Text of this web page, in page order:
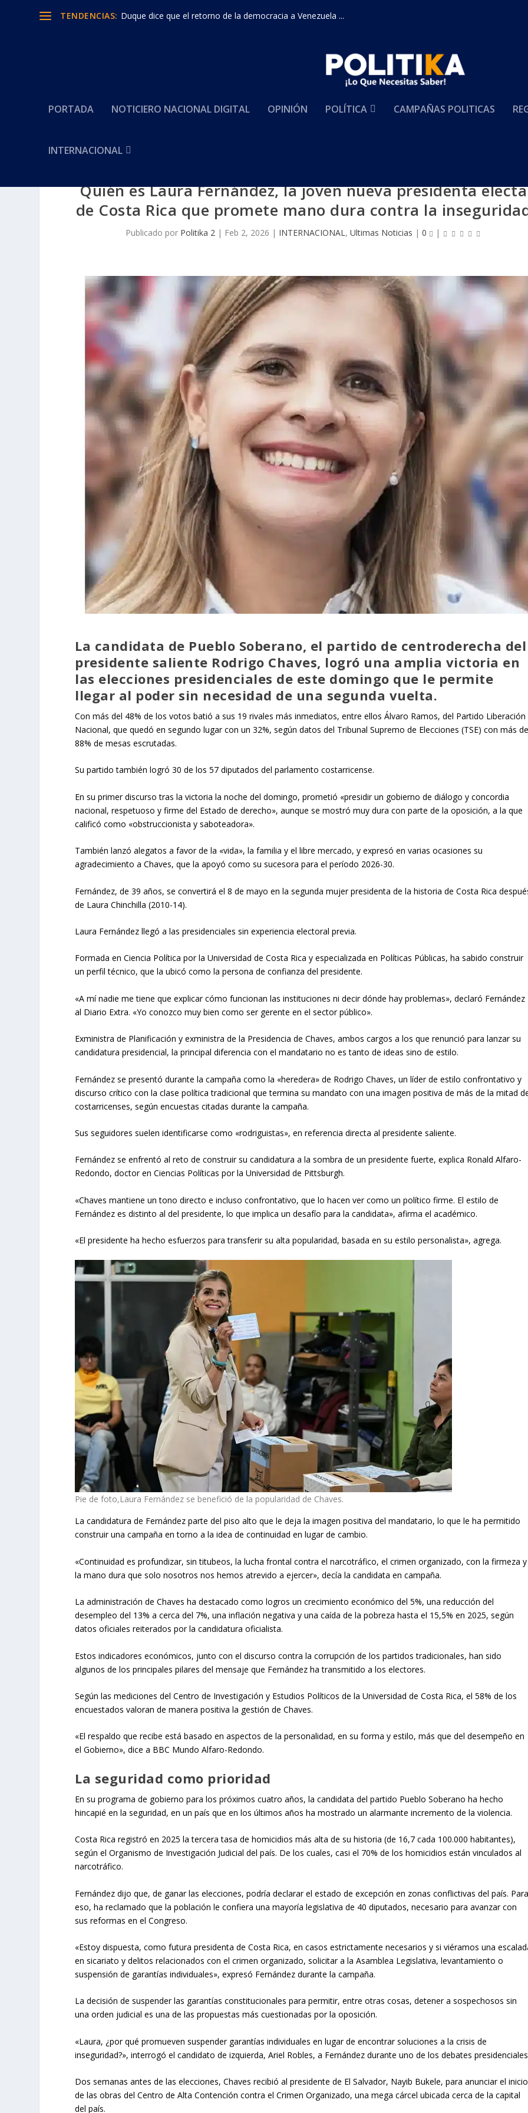
TENDENCIAS: Duque dice que el retorno de la democracia a Venezuela ...
PORTADA NOTICIERO NACIONAL DIGITAL OPINIÓN POLÍTICA CAMPAÑAS POLITICAS
INTERNACIONAL
Quién es Laura Fernández, la joven nueva presidenta electa
de Costa Rica que promete mano dura contra la
Publicado por Politika 2| Feb 2, 2026 | INTERNACIONAL, Ultimas Noticias | 0 |
La candidata de Pueblo Soberano, el partido de centroderecha del
presidente saliente Rodrigo Chaves, logró una amplia victoria en
las elecciones presidenciales de este domingo que le permite
llegar al poder sin necesidad de una segunda vuelta.
Con más del 48% de los votos batió a sus 19 rivales más inmediatos, entre ellos Álvaro Ramos, del Partido Liberación
Nacional, que quedó en segundo lugar con un 32%, según datos del Tribunal Supremo de Elecciones (TSE) con más
88% de mesas escrutadas.
Su partido también logró 30 de los 57 diputados del parlamento costarricense.
En su primer discurso tras la victoria la noche del domingo, prometió «presidir un gobierno de diálogo y concordia
nacional, respetuoso y firme del Estado de derecho», aunque se mostró muy dura con parte de la oposición, a la que
calificó como «obstruccionista y saboteadora».
También lanzó alegatos a favor de la «vida», la familia y el libre mercado, y expresó en varias ocasiones su
agradecimiento a Chaves, que la apoyó como su sucesora para el período 2026-30.
Fernández, de 39 años, se convertirá el 8 de mayo en la segunda mujer presidenta de la historia de Costa Rica
de Laura Chinchilla (2010-14).
Laura Fernández llegó a las presidenciales sin experiencia electoral previa.
Formada en Ciencia Política por la Universidad de Costa Rica y especializada en Políticas Públicas, ha sabido construir
un perfil técnico, que la ubicó como la persona de confianza del presidente.
«A mí nadie me tiene que explicar cómo funcionan las instituciones ni decir dónde hay problemas», declaró Fernández
al Diario Extra. «Yo conozco muy bien como ser gerente en el sector público».
Exministra de Planificación y exministra de la Presidencia de Chaves, ambos cargos a los que renunció para lanzar su
candidatura presidencial, la principal diferencia con el mandatario no es tanto de ideas sino de estilo.
Fernández se presentó durante la campaña como la «heredera» de Rodrigo Chaves, un líder de estilo confrontativo y
discurso crítico con la clase política tradicional que termina su mandato con una imagen positiva de más de la mitad
costarricenses, según encuestas citadas durante la campaña.
Sus seguidores suelen identificarse como «rodriguistas», en referencia directa al presidente saliente.
Fernández se enfrentó al reto de construir su candidatura a la sombra de un presidente fuerte, explica Ronald Alfaro-
Redondo, doctor en Ciencias Políticas por la Universidad de Pittsburgh.
«Chaves mantiene un tono directo e incluso confrontativo, que lo hacen ver como un político firme. El estilo de
Fernández es distinto al del presidente, lo que implica un desafío para la candidata», afirma el académico.
«El presidente ha hecho esfuerzos para transferir su alta popularidad, basada en su estilo personalista», agrega.
Pie de foto,Laura Fernández se benefició de la popularidad de Chaves.
La candidatura de Fernández parte del piso alto que le deja la imagen positiva del mandatario, lo que le ha permitido
construir una campaña en torno a la idea de continuidad en lugar de cambio.
«Continuidad es profundizar, sin titubeos, la lucha frontal contra el narcotráfico, el crimen organizado, con la firmeza y
la mano dura que solo nosotros nos hemos atrevido a ejercer», decía la candidata en campaña.
La administración de Chaves ha destacado como logros un crecimiento económico del 5%, una reducción del
desempleo del 13% a cerca del 7%, una inflación negativa y una caída de la pobreza hasta el 15,5% en 2025, según
datos oficiales reiterados por la candidatura oficialista.
Estos indicadores económicos, junto con el discurso contra la corrupción de los partidos tradicionales, han sido
algunos de los principales pilares del mensaje que Fernández ha transmitido a los electores.
Según las mediciones del Centro de Investigación y Estudios Políticos de la Universidad de Costa Rica, el 58% de los
encuestados valoran de manera positiva la gestión de Chaves.
«El respaldo que recibe está basado en aspectos de la personalidad, en su forma y estilo, más que del desempeño en
el Gobierno», dice a BBC Mundo Alfaro-Redondo.
La seguridad como prioridad
En su programa de gobierno para los próximos cuatro años, la candidata del partido Pueblo Soberano ha hecho
hincapié en la seguridad, en un país que en los últimos años ha mostrado un alarmante incremento de la violencia.
Costa Rica registró en 2025 la tercera tasa de homicidios más alta de su historia (de 16,7 cada 100.000 habitantes),
según el Organismo de Investigación Judicial del país. De los cuales, casi el 70% de los homicidios están vinculados al
narcotráfico.
Fernández dijo que, de ganar las elecciones, podría declarar el estado de excepción en zonas conflictivas del país.
eso, ha reclamado que la población le confiera una mayoría legislativa de 40 diputados, necesario para avanzar con
sus reformas en el Congreso.
«Estoy dispuesta, como futura presidenta de Costa Rica, en casos estrictamente necesarios y si viéramos una
en sicariato y delitos relacionados con el crimen organizado, solicitar a la Asamblea Legislativa, levantamiento o
suspensión de garantías individuales», expresó Fernández durante la campaña.
La decisión de suspender las garantías constitucionales para permitir, entre otras cosas, detener a sospechosos sin
una orden judicial es una de las propuestas más cuestionadas por la oposición.
«Laura, ¿por qué promueven suspender garantías individuales en lugar de encontrar soluciones a la crisis de
inseguridad?», interrogó el candidato de izquierda, Ariel Robles, a Fernández durante uno de los debates
Dos semanas antes de las elecciones, Chaves recibió al presidente de El Salvador, Nayib Bukele, para anunciar el inicio
de las obras del Centro de Alta Contención contra el Crimen Organizado, una mega cárcel ubicada cerca de la capital
del país.